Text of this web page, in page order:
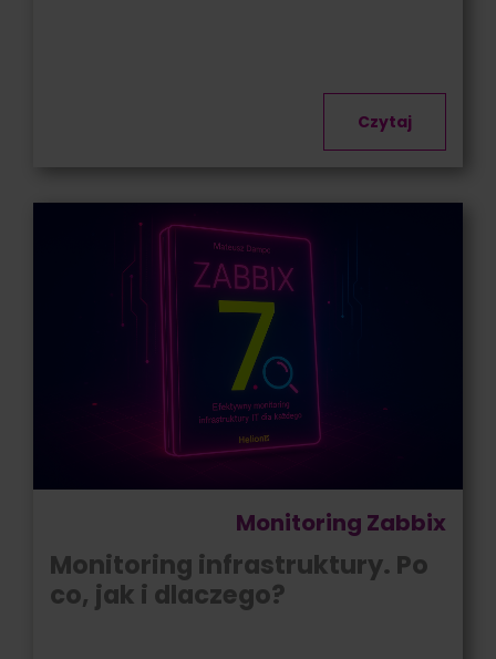
Czytaj
Monitoring Zabbix
Monitoring infrastruktury. Po
co, jak i dlaczego?